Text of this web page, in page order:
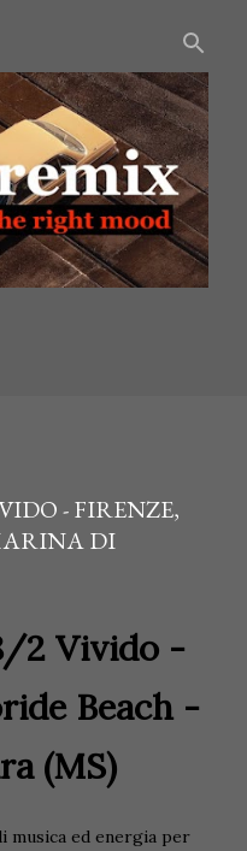
- FIRENZE,
DI
2 Vivido -
Beach -
(MS)
musica ed energia per